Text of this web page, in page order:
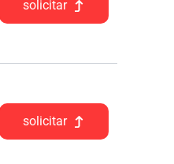
solicitar
solicitar